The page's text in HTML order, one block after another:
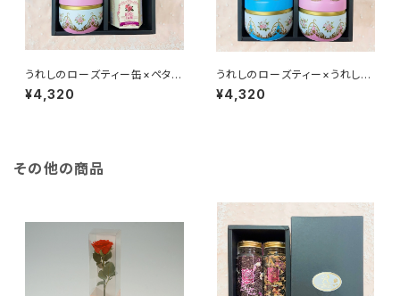
うれしのローズティー缶×ペタル
ジャム ギフトセット
¥4,320
うれしのローズティー×うれしの
薔薇茶 ローズ缶ギフトセット
¥4,320
その他の商品